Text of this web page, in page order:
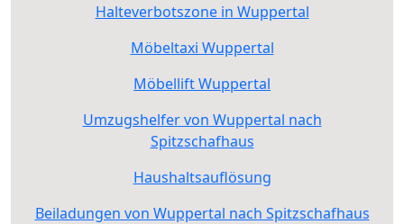
Halteverbotszone in Wuppertal
Möbeltaxi Wuppertal
Möbellift Wuppertal
Umzugshelfer von Wuppertal nach
Spitzschafhaus
Haushaltsauflösung
Beiladungen von Wuppertal nach Spitzschafhaus